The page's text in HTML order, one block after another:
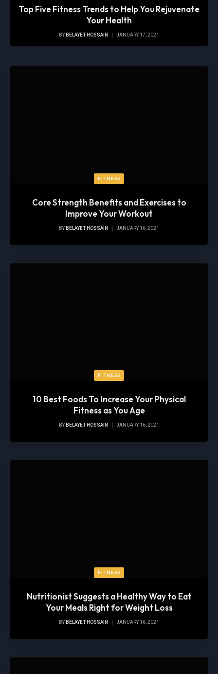
Top Five Fitness Trends to Help You Rejuvenate
Your Health
BY BELAYET HOSSAIN JANUARY 17, 2021
FITNESS
Core Strength Benefits and Exercises to
Improve Your Workout
BY BELAYET HOSSAIN JANUARY 16, 2021
FITNESS
10 Best Foods To Increase Your Physical
Fitness as You Age
BY BELAYET HOSSAIN JANUARY 16, 2021
FITNESS
Nutritionist Suggests a Healthy Way to Eat
Your Meals Right for Weight Loss
BY BELAYET HOSSAIN JANUARY 16, 2021